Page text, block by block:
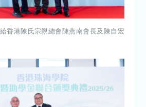
香港陳氏宗親總會陳燕南會長及陳自宏